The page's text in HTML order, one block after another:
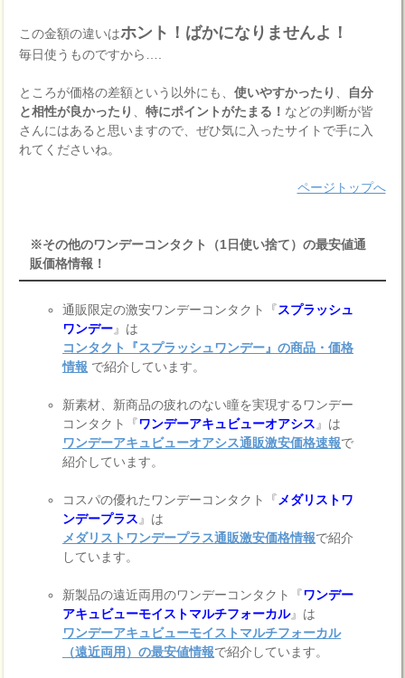
この金額の違いはホント！ばかになりませんよ！
毎日使うものですから….
ところが価格の差額という以外にも、使いやすかったり
自分
と相性が良かったり
、特にポイントがたまる！ などの判断が皆
さんにはあると思いますので、ぜひ気に入ったサイトで手に入
れてくださいね。
ページトップへ
※その他のワンデーコンタクト（1日使い捨て）の最安値通
販価格情報！
通販限定の激安ワンデーコンタクト『スプラッシュ
ワンデー』は
コンタクト『スプラッシュワンデー』の商品・価格
情報 で紹介しています。
新素材、新商品の疲れのない瞳を実現するワンデー
コンタクト『ワンデーアキュビューオアシス 』は
ワンデーアキュビューオアシス通販激安価格速報で
紹介しています。
コスパの優れたワンデーコンタクト『 メダリストワ
ンデープラス 』は
メダリストワンデープラス通販激安価格情報で紹介
しています。
新製品の遠近両用のワンデーコンタクト『ワンデー
アキュビューモイストマルチフォーカル』は
ワンデーアキュビューモイストマルチフォーカル
（遠近両用）の最安値情報で紹介しています。